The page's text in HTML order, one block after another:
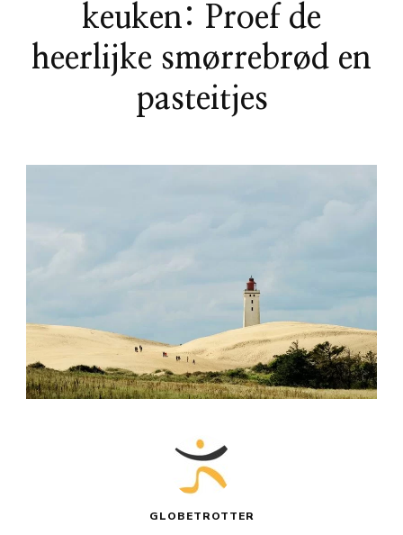
keuken: Proef de
heerlijke smørrebrød en
pasteitjes
GLOBETROTTER